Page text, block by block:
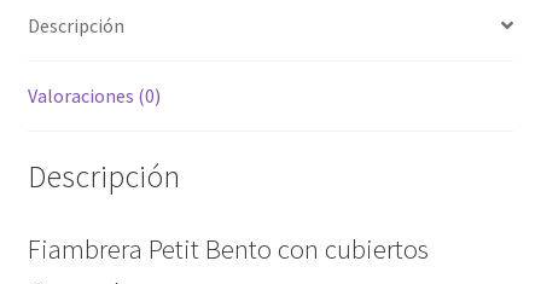
Descripción
Valoraciones (0)
Descripción
Fiambrera Petit Bento con cubiertos